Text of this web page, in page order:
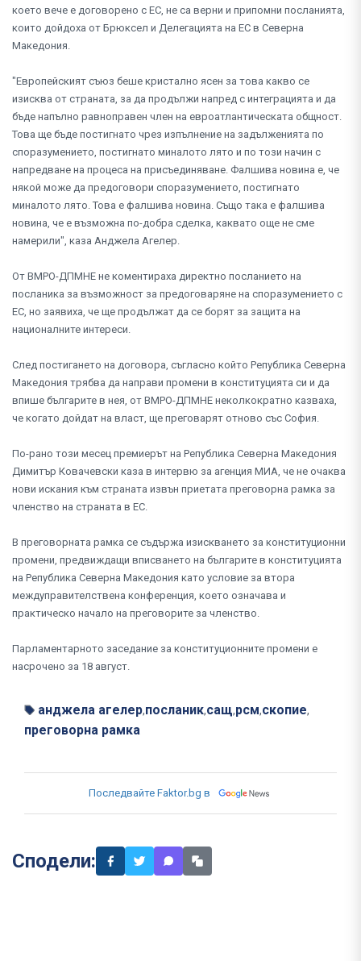
което вече е договорено с ЕС, не са верни и припомни посланията,
които дойдоха от Брюксел и Делегацията на ЕС в Северна
Македония.
"Европейският съюз беше кристално ясен за това какво се
изисква от страната, за да продължи напред с интеграцията и да
бъде напълно равноправен член на евроатлантическата общност.
Това ще бъде постигнато чрез изпълнение на задълженията по
споразумението, постигнато миналото лято и по този начин с
напредване на процеса на присъединяване. Фалшива новина е, че
някой може да предоговори споразумението, постигнато
миналото лято. Това е фалшива новина. Също така е фалшива
новина, че е възможна по-добра сделка, каквато още не сме
намерили", каза Анджела Агелер.
От ВМРО-ДПМНЕ не коментираха директно посланието на
посланика за възможност за предоговаряне на споразумението с
ЕС, но заявиха, че ще продължат да се борят за защита на
националните интереси.
След постигането на договора, съгласно който Република Северна
Македония трябва да направи промени в конституцията си и да
впише българите в нея, от ВМРО-ДПМНЕ неколкократно казваха,
че когато дойдат на власт, ще преговарят отново със София.
По-рано този месец премиерът на Република Северна Македония
Димитър Ковачевски каза в интервю за агенция МИА, че не очаква
нови искания към страната извън приетата преговорна рамка за
членство на страната в ЕС.
В преговорната рамка се съдържа изискването за конституционни
промени, предвиждащи вписването на българите в конституцията
на Република Северна Македония като условие за втора
междуправителствена конференция, което означава и
практическо начало на преговорите за членство.
Парламентарното заседание за конституционните промени е
насрочено за 18 август.
анджела агелер,посланик,сащ,рсм,скопие,
преговорна рамка
Последвайте Faktor.bg в
Сподели: